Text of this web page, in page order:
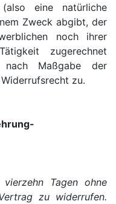
eine natürliche
Zweck abgibt, der
noch ihrer
zugerechnet
Maßgabe der
zu.
Tagen ohne
zu widerrufen.